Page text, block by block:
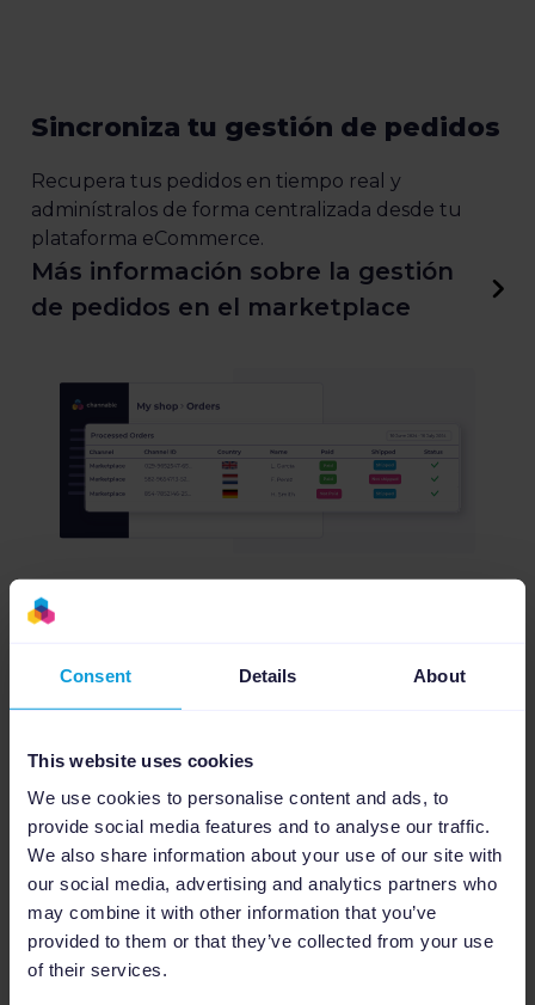
Consent Details About
This website uses cookies
We use cookies to personalise content and ads, to
provide social media features and to analyse our traffic.
We also share information about your use of our site with
our social media, advertising and analytics partners who
may combine it with other information that you’ve
provided to them or that they’ve collected from your use
of their services.
Sincroniza tu gestión de pedidos
Recupera tus pedidos en tiempo real y
adminístralos de forma centralizada desde tu
plataforma eCommerce.
Más información sobre la gestión
de pedidos en el marketplace
Aplica estadísticas e ideas
conexión de pedidos para optimizar tus listados
según los ingresos, el CPS y otras métricas clave.
Más información sobre Insights